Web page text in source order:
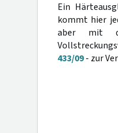
Ein
kommt hier
aber mit
433/09- zur